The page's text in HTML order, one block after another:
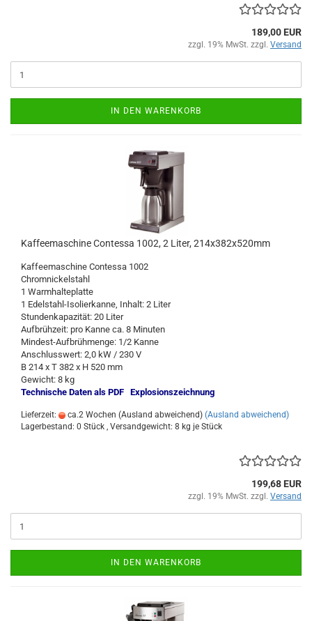
189,00 EUR
zzgl. 19% MwSt. zzgl. Versand
IN DEN WARENKORB
Kaffeemaschine Contessa 1002, 2 Liter, 214x382x520mm
Kaffeemaschine Contessa 1002
Chromnickelstahl
1 Warmhalteplatte
1 Edelstahl-Isolierkanne, Inhalt: 2 Liter
Stundenkapazität: 20 Liter
Aufbrühzeit: pro Kanne ca. 8 Minuten
Mindest-Aufbrühmenge: 1/2 Kanne
Anschlusswert: 2,0 kW / 230 V
B 214 x T 382 x H 520 mm
Gewicht: 8 kg
Technische Daten als PDF Explosionszeichnung
Lieferzeit: ca.2 Wochen (Ausland abweichend) (Ausland abweichend)
Lagerbestand: 0 Stück , Versandgewicht: 8 kg je Stück
199,68 EUR
zzgl. 19% MwSt. zzgl. Versand
IN DEN WARENKORB